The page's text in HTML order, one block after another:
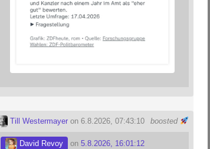
boosted
Till Westermayer on 6.8.2026, 07:43:10
David Revoy on5.8.2026, 16:01:12